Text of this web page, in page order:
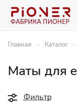
Главная – Каталог –
Маты для
Фильтр